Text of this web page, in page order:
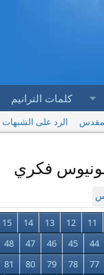
كلمات الترانيم
الرد على الشبهات
11
12
13
14
15
44
45
46
47
48
77
78
79
80
81